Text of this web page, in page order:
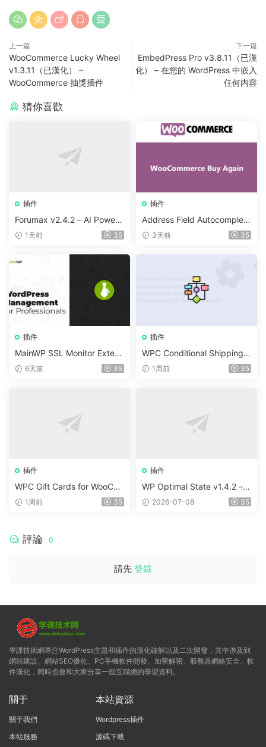
上一篇
WooCommerce Lucky Wheel
v1.3.11（已漢化） –
WooCommerce 抽獎插件
下一篇
EmbedPress Pro v3.8.11（已漢
化） – 在您的 WordPress 中嵌入
任何内容
猜你喜歡
插件
Forumax v2.4.2 – AI Powere
d Advanced Community For
1天前 35
插件
Address Field Autocomplete
For WooCommerce v1.3.2
3天前 35
插件
MainWP SSL Monitor Extens
ion v5.2
6天前 35
插件
WPC Conditional Shipping &
Payments (Premium) v1.0.2
1周前 35
插件
WPC Gift Cards for WooCo
mmerce (Premium) v1.0.2
1周前 35
插件
WP Optimal State v1.4.2 –
WordPress 優化、清理和安
2026-07-08 35
評論 0
請先 登錄
學課技術網專注WordPress主題和插件的漢化破解以及二次開發，其中涉及到
網站建設、網站SEO優化、PC手機軟件開發、加密解密、服務器網絡安全、軟
件漢化，同時也會和大家分享一些互聯網的學習資料。
關于
關于我們
本站服務
本站資源
Wordpress插件
源碼下載